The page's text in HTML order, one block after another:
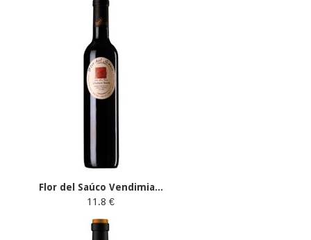
Flor del Saúco Vendimia...
11.8 €